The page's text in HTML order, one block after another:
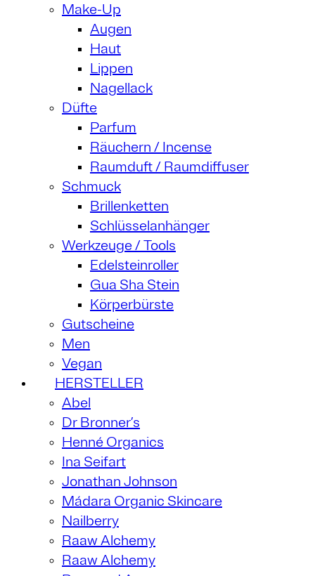
Make-Up
Augen
Haut
Lippen
Nagellack
Düfte
Parfum
Räuchern / Incense
Raumduft / Raumdiffuser
Schmuck
Brillenketten
Schlüsselanhänger
Werkzeuge / Tools
Edelsteinroller
Gua Sha Stein
Körperbürste
Gutscheine
Men
Vegan
HERSTELLER
Abel
Dr Bronner’s
Henné Organics
Ina Seifart
Jonathan Johnson
Mádara Organic Skincare
Nailberry
Raaw Alchemy
Raaw Alchemy